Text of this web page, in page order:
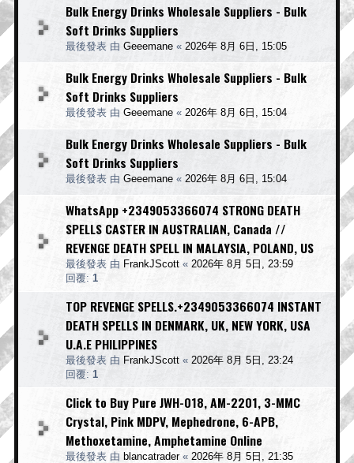
Bulk Energy Drinks Wholesale Suppliers - Bulk
Soft Drinks Suppliers
最後發表 由 Geeemane « 2026年 8月 6日, 15:05
Bulk Energy Drinks Wholesale Suppliers - Bulk
Soft Drinks Suppliers
最後發表 由 Geeemane « 2026年 8月 6日, 15:04
Bulk Energy Drinks Wholesale Suppliers - Bulk
Soft Drinks Suppliers
最後發表 由 Geeemane « 2026年 8月 6日, 15:04
WhatsApp +2349053366074 STRONG DEATH
SPELLS CASTER IN AUSTRALIAN, Canada //
REVENGE DEATH SPELL IN MALAYSIA, POLAND, US
最後發表 由 FrankJScott « 2026年 8月 5日, 23:59
回覆: 1
TOP REVENGE SPELLS.+2349053366074 INSTANT
DEATH SPELLS IN DENMARK, UK, NEW YORK, USA
U.A.E PHILIPPINES
最後發表 由 FrankJScott « 2026年 8月 5日, 23:24
回覆: 1
Click to Buy Pure JWH-018, AM-2201, 3-MMC
Crystal, Pink MDPV, Mephedrone, 6-APB,
Methoxetamine, Amphetamine Online
最後發表 由 blancatrader« 2026年 8月 5日, 21:35